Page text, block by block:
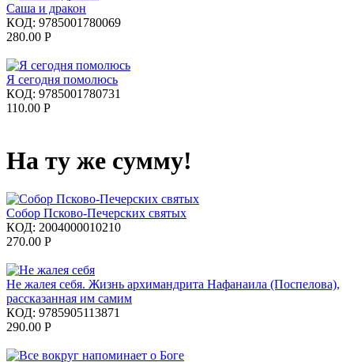
Саша и дракон
КОД: 9785001780069
280.00 Р
Я сегодня помолюсь
КОД: 9785001780731
110.00 Р
На ту же сумму!
Собор Псково-Печерских святых
КОД: 2004000010210
270.00 Р
Не жалея себя. Жизнь архимандрита Нафанаила (Поспелова),
рассказанная им самим
КОД: 9785905113871
290.00 Р